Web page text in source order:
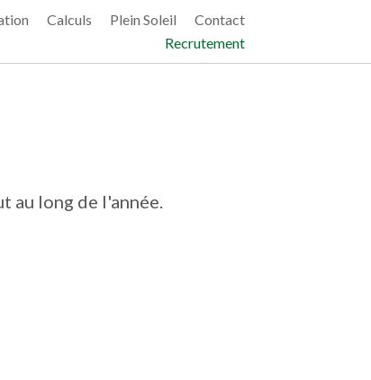
Calculs Plein Soleil
Contact
Recrutement
long de l'année.